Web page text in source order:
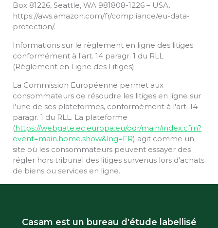
Box 81226, Seattle, WA 981808-1226 – USA.
https://aws.amazon.com/fr/compliance/eu-data-
protection/.
Informations sur le règlement en ligne des litiges
conformément à l'art. 14 paragr. 1 du RLL
(Règlement en Ligne des Litiges) :
La Commission Européenne permet aux
consommateurs de résoudre les litiges en ligne sur
l'une de ses plateformes, conformément à l'art. 14
paragr. 1 du RLL. La plateforme
(https://webgate.ec.europa.eu/odr/main/index.cfm?
event=main.home.show&lng=FR) agit comme un
site où les consommateurs peuvent essayer des
régler hors tribunal des litiges survenus lors d'achats
de biens ou services en ligne.
Casam est un bureau d'étude labellisé